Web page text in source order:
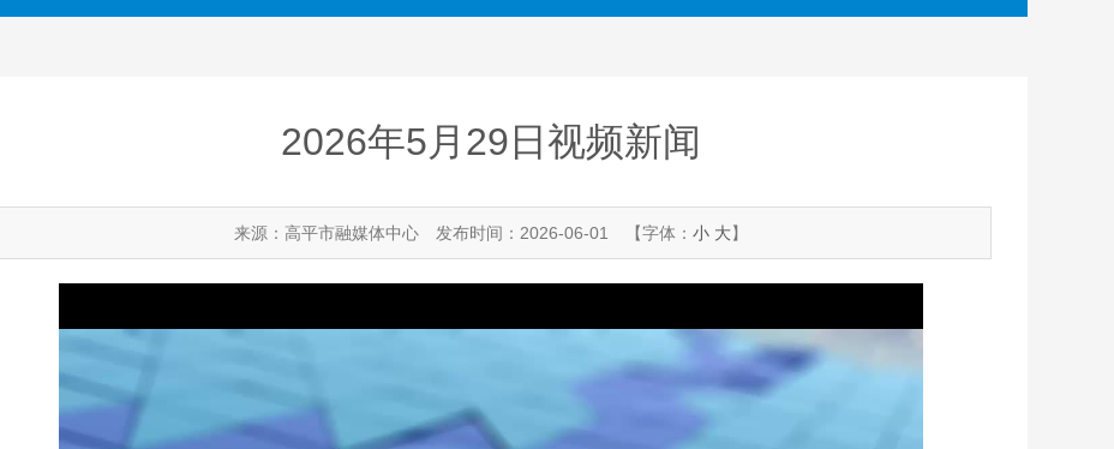
2026年5月29日视频新闻
来源：高平市融媒体中心 发布时间：2026-06-01 【字体：小 大】